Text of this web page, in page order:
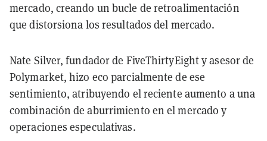
mercado, creando un bucle de retroalimentación
que distorsiona los resultados del mercado.
Nate Silver, fundador de FiveThirtyEight y asesor de
Polymarket, hizo eco parcialmente de ese
sentimiento, atribuyendo el reciente aumento a una
combinación de aburrimiento en el mercado y
operaciones especulativas.